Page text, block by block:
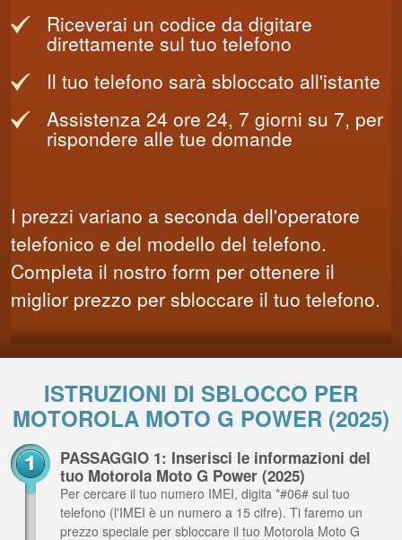
Riceverai un codice da digitare
direttamente sul tuo telefono
Il tuo telefono sarà sbloccato all'istante
Assistenza 24 ore 24, 7 giorni su 7, per
rispondere alle tue domande
I prezzi variano a seconda dell'operatore
telefonico e del modello del telefono.
Completa il nostro form per ottenere il
miglior prezzo per sbloccare il tuo telefono.
ISTRUZIONI DI SBLOCCO PER
MOTOROLA MOTO G POWER (2025)
PASSAGGIO 1: Inserisci le informazioni del
tuo Motorola Moto G Power (2025)
Per cercare il tuo numero IMEI, digita *#06# sul tuo
telefono (l'IMEI è un numero a 15 cifre). Ti faremo un
prezzo speciale per sbloccare il tuo Motorola Moto G